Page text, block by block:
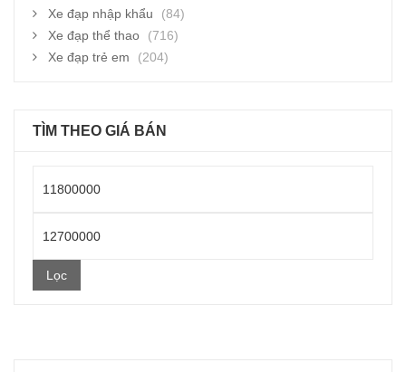
Xe đạp nhập khẩu
(84)
Xe đạp thể thao
(716)
Xe đạp trẻ em
(204)
TÌM THEO GIÁ BÁN
nhất
cao
nhất
Lọc